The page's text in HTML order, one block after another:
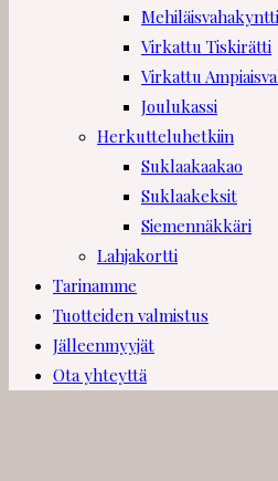
Virkattu Tiskirätti
Virkattu
Joulukassi
Herkutteluhetkiin
Suklaakaakao
Suklaakeksit
Siemennäkkäri
Lahjakortti
Tarinamme
Tuotteiden valmistus
Jälleenmyyjät
Ota yhteyttä